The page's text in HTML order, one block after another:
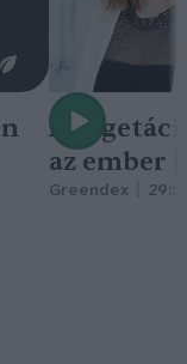
A
az ember
Greendex